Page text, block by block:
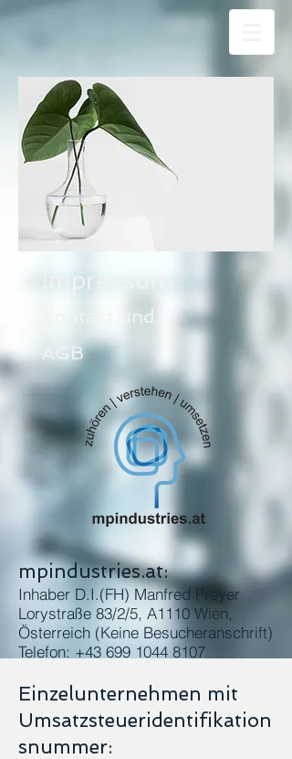
Impressum
Kontakt und
AGB
mpindustries.at:
Inhaber D.I.(FH) Manfred Preyer
Lorystraße 83/2/5, A1110 Wien,
Österreich (Keine Besucheranschrift)
Telefon: +43 699 1044 8107
Einzelunternehmen mit
Umsatzsteueridentifikation
snummer: